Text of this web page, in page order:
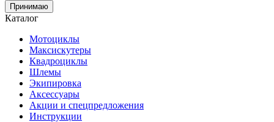
Принимаю
Каталог
Мотоциклы
Максискутеры
Квадроциклы
Шлемы
Экипировка
Аксессуары
Акции и спецпредложения
Инструкции